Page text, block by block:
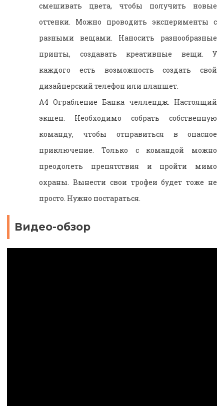
смешивать цвета, чтобы получить новые
оттенки. Можно проводить эксперименты с
разными вещами. Наносить разнообразные
принты, создавать креативные вещи. У
каждого есть возможность создать свой
дизайнерский телефон или планшет.
А4 Ограбление Банка челлендж. Настоящий
экшен. Необходимо собрать собственную
команду, чтобы отправиться в опасное
приключение. Только с командой можно
преодолеть препятствия и пройти мимо
охраны. Вынести свои трофеи будет тоже не
просто. Нужно постараться.
Видео-обзор